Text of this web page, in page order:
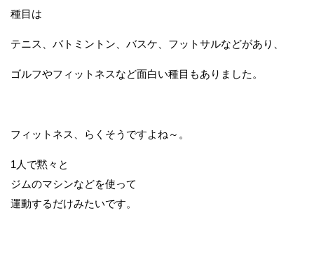
種目は
テニス、バトミントン、バスケ、フットサルなどがあり、
ゴルフやフィットネスなど面白い種目もありました。
フィットネス、らくそうですよね～。
1人で黙々と
ジムのマシンなどを使って
運動するだけみたいです。